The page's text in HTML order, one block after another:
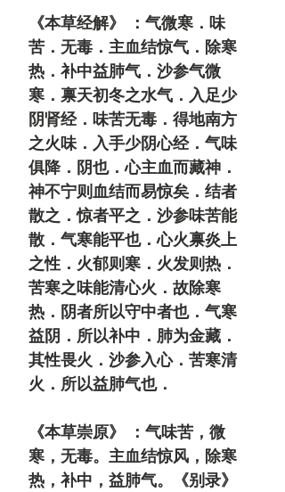
《本草经解》 ： 气微寒．味
苦．无毒．主血结惊气．除寒
热．补中益肺气．沙参气微
寒．禀天初冬之水气．入足少
阴肾经．味苦无毒．得地南方
之火味．入手少阴心经．气味
俱降．阴也．心主血而藏神．
神不宁则血结而易惊矣．结者
散之．惊者平之．沙参味苦能
散．气寒能平也．心火禀炎上
之性．火郁则寒．火发则热．
苦寒之味能清心火．故除寒
热．阴者所以守中者也．气寒
益阴．所以补中．肺为金藏．
其性畏火．沙参入心．苦寒清
火．所以益肺气也．
《本草崇原》 ： 气味苦，微
寒，无毒。主血结惊风，除寒
热，补中，益肺气。《别录》